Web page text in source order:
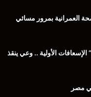
العمرانية بمرور مسائي
الأولية .. وعي ينقذ
مصر